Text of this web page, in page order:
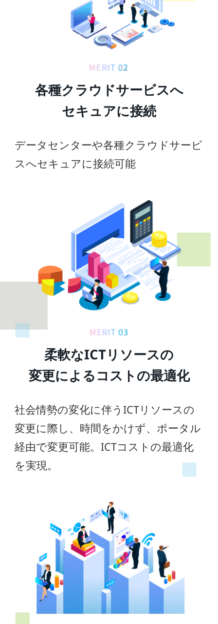
各種クラウドサービスへ
セキュアに接続
データセンターや各種クラウドサービ
スへセキュアに接続可能
柔軟なICTリソースの
変更によるコストの最適化
社会情勢の変化に伴うICTリソースの
変更に際し、時間をかけず、ポータル
経由で変更可能。ICTコストの最適化
を実現。